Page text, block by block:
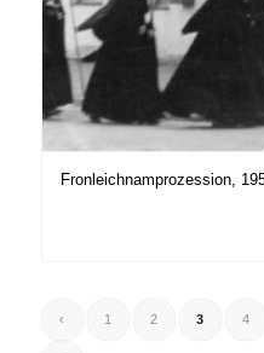
Fronleichnamprozession,
‹ 1 2 3 4